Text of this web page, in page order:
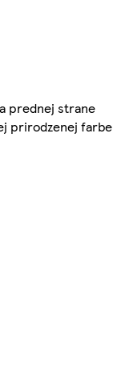
prednej strane
prirodzenej farbe